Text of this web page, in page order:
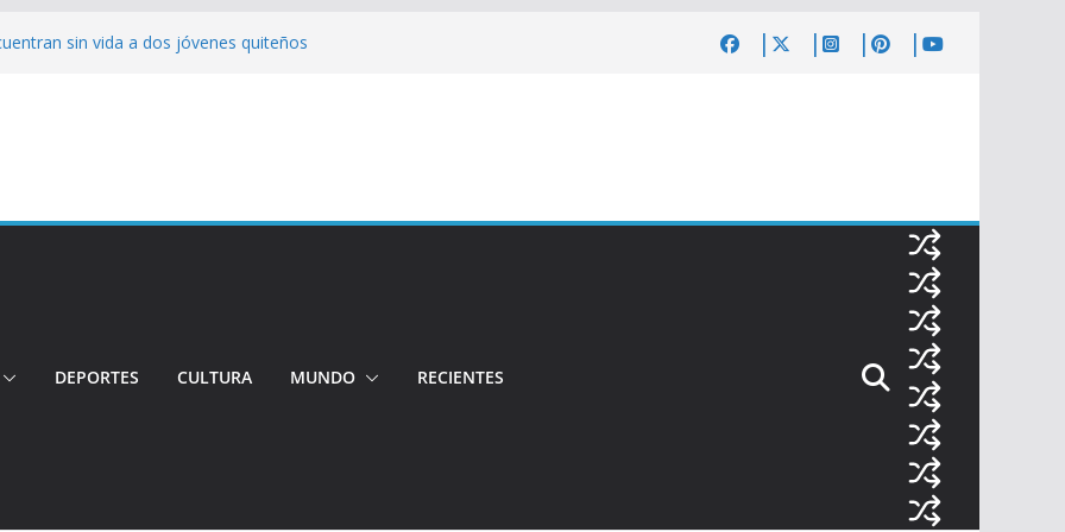
sin vida a dos jóvenes quiteños
irregulares fueron incinerados para
ecuatorianos
mayor murió atropellado en el sur
DEPORTES CULTURA MUNDO RECIENTES